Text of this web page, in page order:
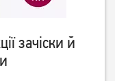
5000 series
00
зачіски й